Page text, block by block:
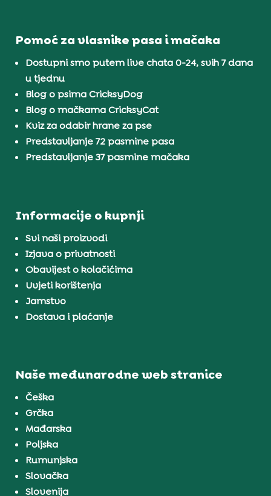
Pomoć za vlasnike pasa i mačaka
Dostupni smo putem live chata 0-24, svih 7 dana
u tjednu
Blog o psima CricksyDog
Blog o mačkama CricksyCat
Kviz za odabir hrane za pse
Predstavljanje 72 pasmine pasa
Predstavljanje 37 pasmine mačaka
Informacije o kupnji
Svi naši proizvodi
Izjava o privatnosti
Obavijest o kolačićima
Uvjeti korištenja
Jamstvo
Dostava i plaćanje
Naše međunarodne web stranice
Češka
Grčka
Mađarska
Poljska
Rumunjska
Slovačka
Slovenija